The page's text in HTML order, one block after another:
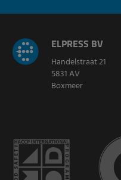
ELPRESS BV
Handelstraat 21
5831 AV
Boxmeer